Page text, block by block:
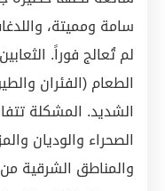
سامة ومميتة،
لم تُعالج فوراً.
الطعام (الفئران
الشديد. المشكلة
الصحراء والوديان
والمناطق الشرقية